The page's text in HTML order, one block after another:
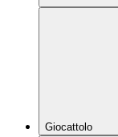
Giocattolo